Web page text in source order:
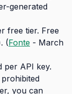
generated
free tier. Free
(Fonte - March
per API key.
you can